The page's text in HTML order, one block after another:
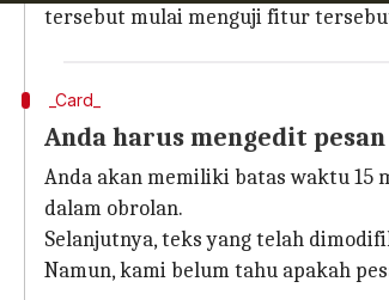
tersebut mulai menguji fitur
_Card_
Anda harus mengedit
Anda akan memiliki batas waktu 15
dalam obrolan.
Selanjutnya, teks yang telah
Namun, kami belum tahu apakah